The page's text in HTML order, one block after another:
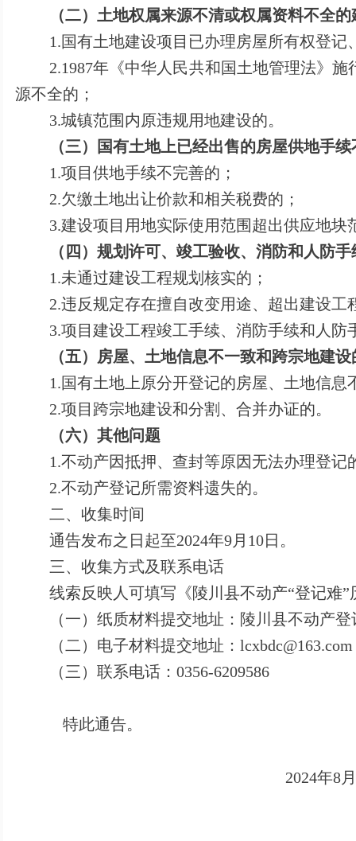
（二）土地权属来源不清或权属资料不全
1.国有土地建设项目已办理房屋所有权登记
2.1987年《中华人民共和国土地管理法》
源不全的；
3.城镇范围内原违规用地建设的。
（三）国有土地上已经出售的房屋供地手
1.项目供地手续不完善的；
2.欠缴土地出让价款和相关税费的；
3.建设项目用地实际使用范围超出供应地块
（四）规划许可、竣工验收、消防和人防
1.未通过建设工程规划核实的；
2.违反规定存在擅自改变用途、超出建设
3.项目建设工程竣工手续、消防手续和人防
（五）房屋、土地信息不一致和跨宗地建
1.国有土地上原分开登记的房屋、土地信息
2.项目跨宗地建设和分割、合并办证的。
（六）其他问题
1.不动产因抵押、查封等原因无法办理登记
2.不动产登记所需资料遗失的。
二、收集时间
通告发布之日起至2024年9月10日。
三、收集方式及联系电话
线索反映人可填写《陵川县不动产“登记难
（一）纸质材料提交地址：陵川县不动产
（二）电子材料提交地址：lcxbdc@163.com
（三）联系电话：0356-6209586
特此通告。
2024年8